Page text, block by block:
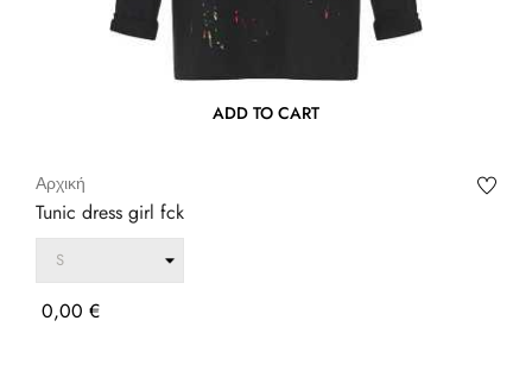
ADD TO CART
Αρχική
Tunic dress girl fck
Τιμή
0,00 €